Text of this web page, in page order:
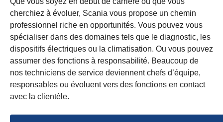
cherchiez à évoluer, Scania vous propose un chemin
professionnel riche en opportunités. Vous pouvez vous
spécialiser dans des domaines tels que le diagnostic, les
dispositifs électriques ou la climatisation. Ou vous pouvez
assumer des fonctions à responsabilité. Beaucoup de
nos techniciens de service deviennent chefs d’équipe,
responsables ou évoluent vers des fonctions en contact
avec la clientèle.